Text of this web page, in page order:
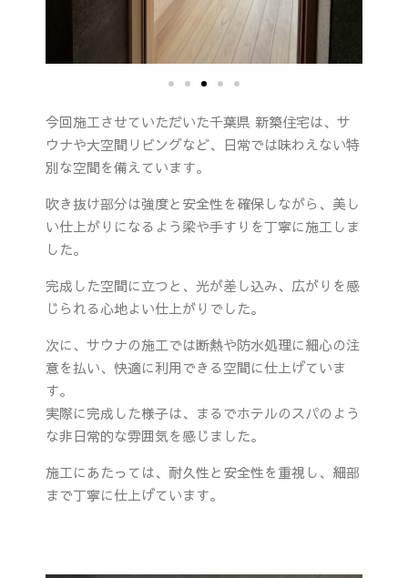
今回施工させていただいた千葉県 新築住宅は、サ
ウナや大空間リビングなど、日常では味わえない特
別な空間を備えています。
吹き抜け部分は強度と安全性を確保しながら、美し
い仕上がりになるよう梁や手すりを丁寧に施工しま
した。
完成した空間に立つと、光が差し込み、広がりを感
じられる心地よい仕上がりでした。
次に、サウナの施工では断熱や防水処理に細心の注
意を払い、快適に利用できる空間に仕上げていま
す。
実際に完成した様子は、まるでホテルのスパのよう
な非日常的な雰囲気を感じました。
施工にあたっては、耐久性と安全性を重視し、細部
まで丁寧に仕上げています。